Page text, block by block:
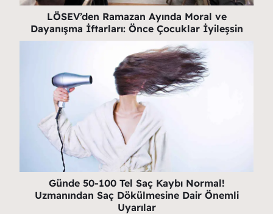
LÖSEV’den Ramazan Ayında Moral ve
Dayanışma İftarları: Önce Çocuklar İyileşsin
Günde 50-100 Tel Saç Kaybı Normal!
Uzmanından Saç Dökülmesine Dair Önemli
Uyarılar